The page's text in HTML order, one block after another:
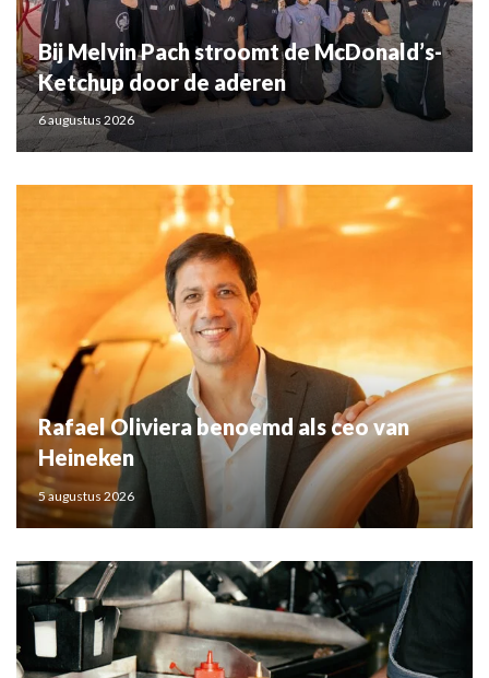
Bij Melvin Pach stroomt de McDonald’s-
Ketchup door de aderen
6 augustus 2026
Rafael Oliviera benoemd als ceo van
Heineken
5 augustus 2026